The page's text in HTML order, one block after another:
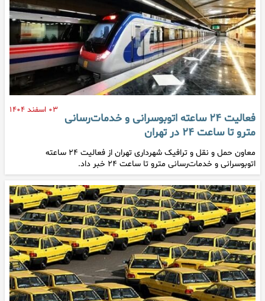
۰۳ اسفند ۱۴۰۴
فعالیت ۲۴ ساعته اتوبوسرانی و خدمات‌رسانی
مترو تا ساعت ۲۴ در تهران
معاون حمل‌ و نقل و ترافیک شهرداری تهران از فعالیت ۲۴ ساعته
اتوبوسرانی و خدمات‌رسانی مترو تا ساعت ۲۴ خبر داد.